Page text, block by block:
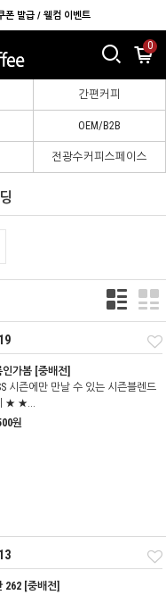
폰 발급 / 웰컴 이벤트
0
간편커피
OEM/B2B
전광수커피스페이스
인가봄 [중배전]
시즌에만 만날 수 있는 시즌블렌드
★ ★...
원
262 [중배전]